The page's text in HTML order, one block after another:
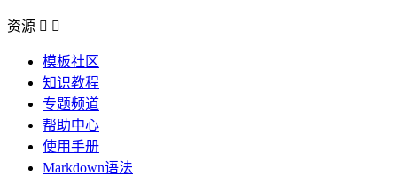
资源  
模板社区
知识教程
专题频道
帮助中心
使用手册
Markdown语法